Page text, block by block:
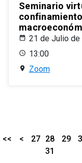
Seminario
21 de Julio de
13:00
Zoom
<< < 27 28 29
31